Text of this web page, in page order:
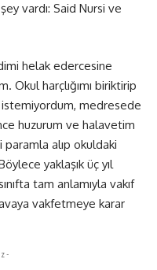
vardı: Said Nursi ve
helak edercesine
Okul harçlığımı biriktirip
medresede
huzurum ve halavetim
alıp okuldaki
yaklaşık üç yıl
tam anlamıyla vakıf
vakfetmeye karar
-